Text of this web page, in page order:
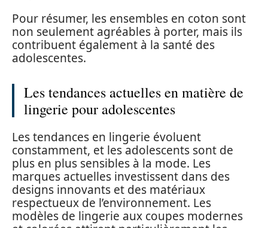
Pour résumer, les ensembles en coton sont
non seulement agréables à porter, mais ils
contribuent également à la santé des
adolescentes.
Les tendances actuelles en matière de
lingerie pour adolescentes
Les tendances en lingerie évoluent
constamment, et les adolescents sont de
plus en plus sensibles à la mode. Les
marques actuelles investissent dans des
designs innovants et des matériaux
respectueux de l’environnement. Les
modèles de lingerie aux coupes modernes